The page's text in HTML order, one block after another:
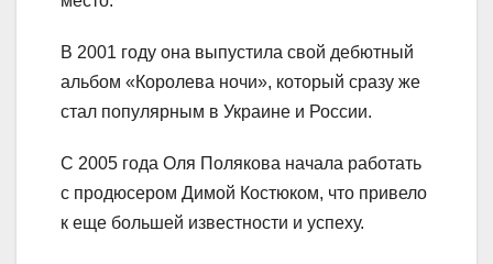
В 2001 году она выпустила свой дебютный
альбом «Королева ночи», который сразу же
стал популярным в Украине и России.
С 2005 года Оля Полякова начала работать
с продюсером Димой Костюком, что привело
к еще большей известности и успеху.